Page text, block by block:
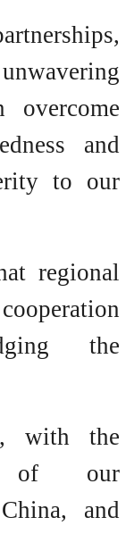
and
to our
regional
the
with the
of our
and